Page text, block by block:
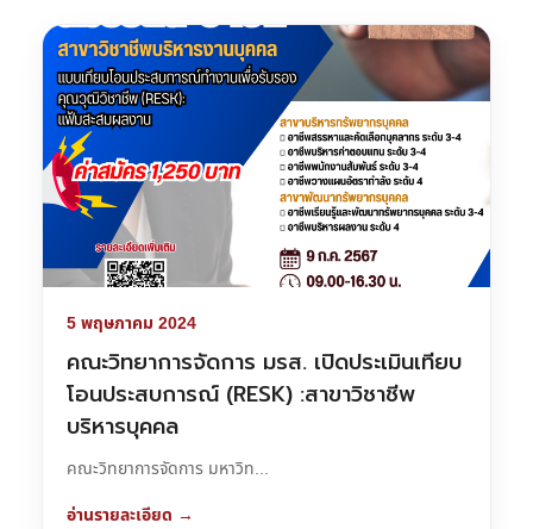
5 พฤษภาคม 2024
คณะวิทยาการจัดการ มรส. เปิดประเมินเทียบ
โอนประสบการณ์ (RESK) :สาขาวิชาชีพ
บริหารบุคคล
คณะวิทยาการจัดการ มหาวิท...
อ่านรายละเอียด →